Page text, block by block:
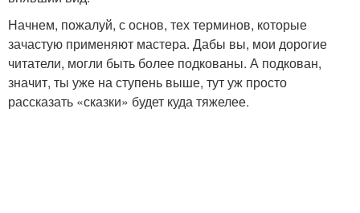
Начнем, пожалуй, с основ, тех терминов, которые
зачастую применяют мастера. Дабы вы, мои дорогие
читатели, могли быть более подкованы. А подкован,
значит, ты уже на ступень выше, тут уж просто
рассказать «сказки» будет куда тяжелее.